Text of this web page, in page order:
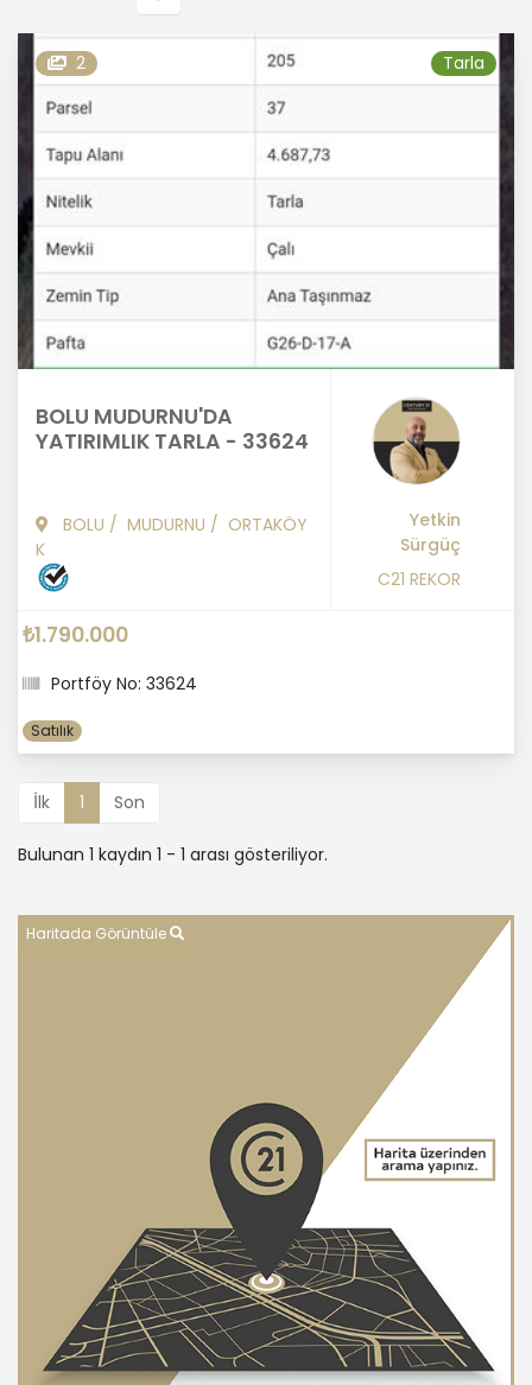
2 Tarla
BOLU MUDURNU'DA
YATIRIMLIK TARLA - 33624
BOLU / MUDURNU / ORTAKÖY
K
Yetkin
Sürgüç
C21 REKOR
₺1.790.000
Portföy No: 33624
Satılık
İlk 1 Son
Bulunan 1 kaydın 1 - 1 arası gösteriliyor.
Haritada Görüntüle